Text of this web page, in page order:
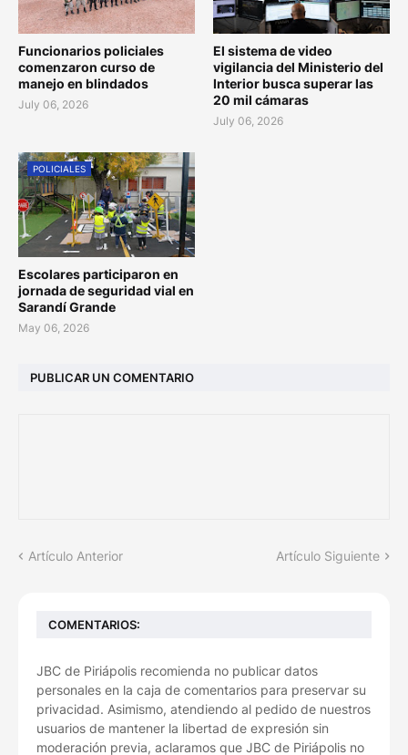
Funcionarios policiales
comenzaron curso de
manejo en blindados
July 06, 2026
El sistema de video
vigilancia del Ministerio del
Interior busca superar las
20 mil cámaras
July 06, 2026
POLICIALES
Escolares participaron en
jornada de seguridad vial en
Sarandí Grande
May 06, 2026
PUBLICAR UN COMENTARIO
Artículo Anterior Artículo Siguiente
COMENTARIOS:
JBC de Piriápolis recomienda no publicar datos
personales en la caja de comentarios para preservar su
privacidad. Asimismo, atendiendo al pedido de nuestros
usuarios de mantener la libertad de expresión sin
moderación previa, aclaramos que JBC de Piriápolis no